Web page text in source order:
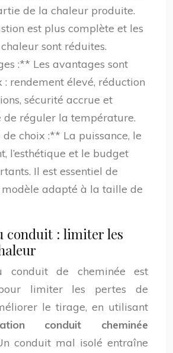
de la chaleur produite.
est plus complète et les
sont réduites.
:** Les avantages sont
: rendement élevé, réduction
sécurité accrue et
de réguler la température.
choix :** La puissance, le
l’esthétique et le budget
Il est essentiel de
adapté à la taille de
conduit : limiter les
conduit de cheminée est
limiter les pertes de
le tirage, en utilisant
conduit cheminée
conduit mal isolé entraîne